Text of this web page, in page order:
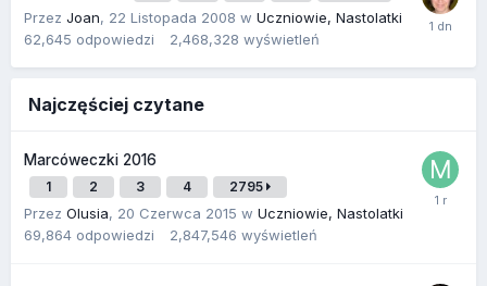
Przez Joan, 22 Listopada 2008 w Uczniowie, Nastolatki
62,645 odpowiedzi 2,468,328 wyświetleń
Najczęściej czytane
Marcóweczki 2016
1 2 3 4 2795
Przez Olusia, 20 Czerwca 2015 w Uczniowie, Nastolatki
69,864 odpowiedzi 2,847,546 wyświetleń